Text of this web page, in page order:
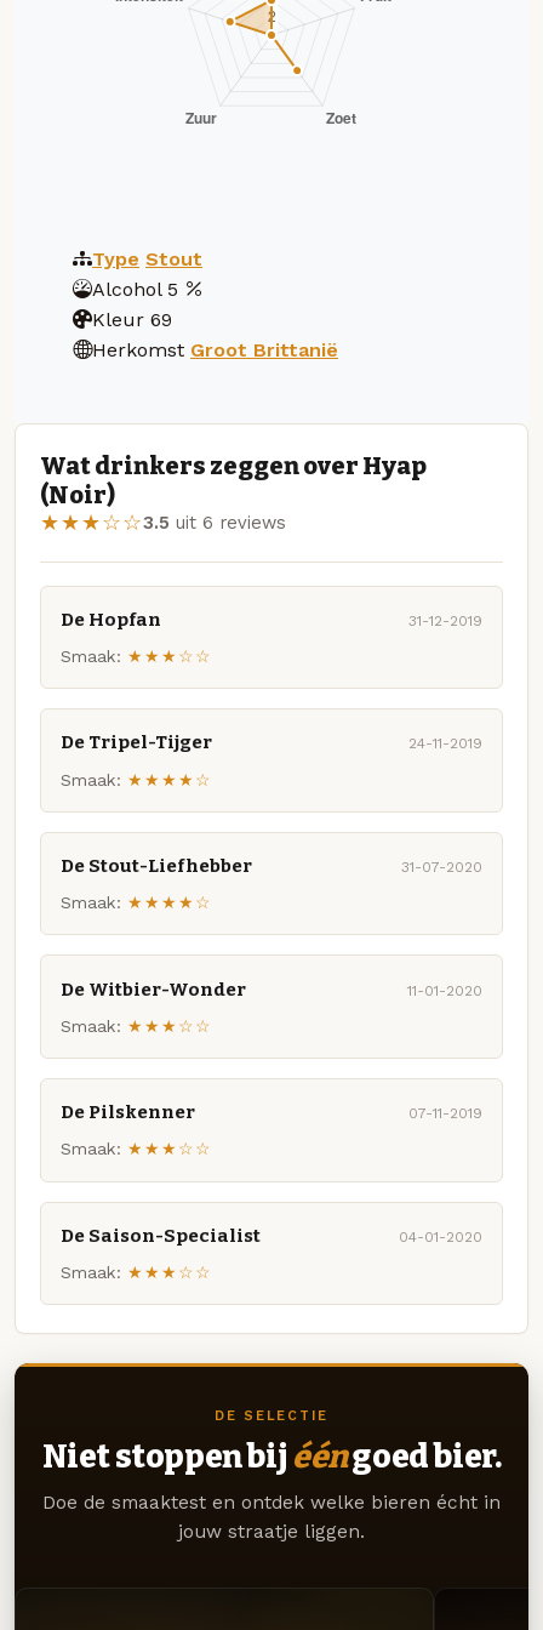
Type Stout
Alcohol 5
Kleur 69
Herkomst Groot Brittanië
Wat drinkers zeggen over Нуар
(Noir)
★★★☆☆3.5 uit 6 reviews
De Hopfan 31-12-2019
Smaak: ★★★☆☆
De Tripel-Tijger 24-11-2019
Smaak: ★★★★☆
De Stout-Liefhebber 31-07-2020
Smaak: ★★★★☆
De Witbier-Wonder 11-01-2020
Smaak: ★★★☆☆
De Pilskenner 07-11-2019
Smaak: ★★★☆☆
De Saison-Specialist 04-01-2020
Smaak: ★★★☆☆
DE SELECTIE
Niet stoppen bij ééngoed bier.
Doe de smaaktest en ontdek welke bieren écht in
jouw straatje liggen.